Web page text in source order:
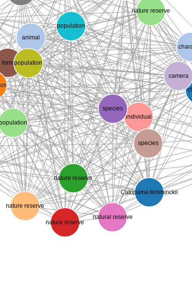
Catopuma temminckii
animal
nature reserve
nature reserve
nature reserve
nature reserve
individual
species
form
species
natural reserve
population
population
camera